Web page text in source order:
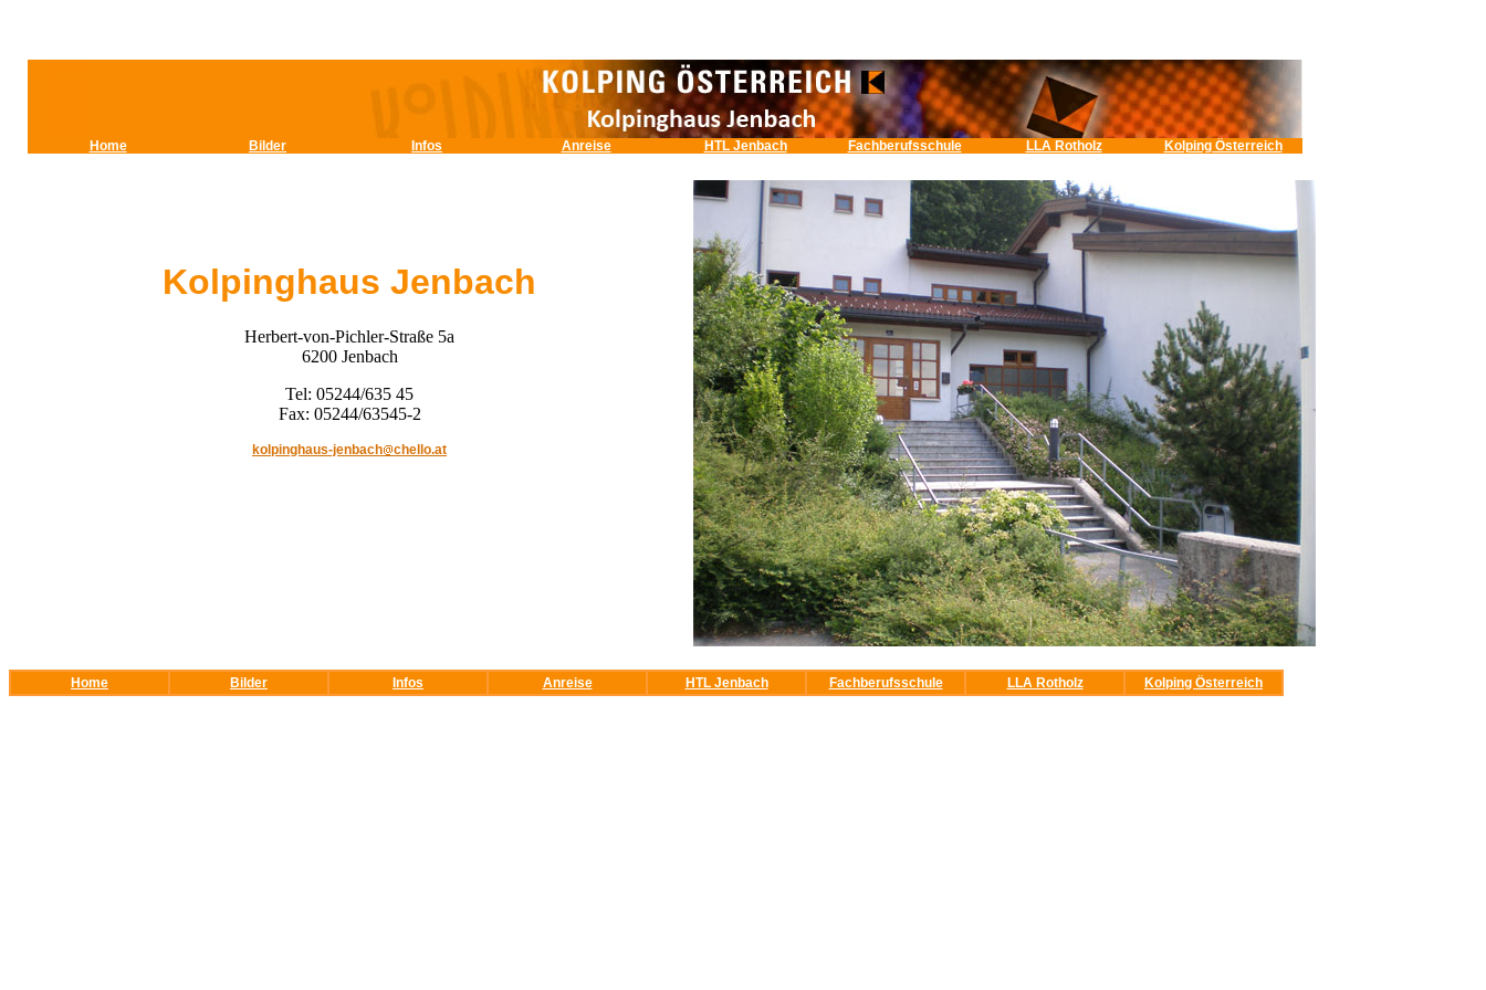
Home Bilder Infos Anreise HTL Jenbach Fachberufsschule LLA Rotholz Kolping Österreich
Kolpinghaus Jenbach
Herbert-von-Pichler-Straße 5a
6200 Jenbach
Tel: 05244/635 45
Fax: 05244/63545-2
kolpinghaus-jenbach chello.at
Home Bilder Infos Anreise HTL Jenbach Fachberufsschule LLA Rotholz Kolping Österreich